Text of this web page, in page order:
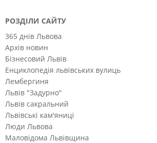
РОЗДІЛИ САЙТУ
365 днів Львова
Архів новин
Бізнесовий Львів
Енциклопедія львівських вулиць
Лембергиня
Львів "Задурно"
Львів сакральний
Львівські кам'яниці
Люди Львова
Маловідома Львівщина